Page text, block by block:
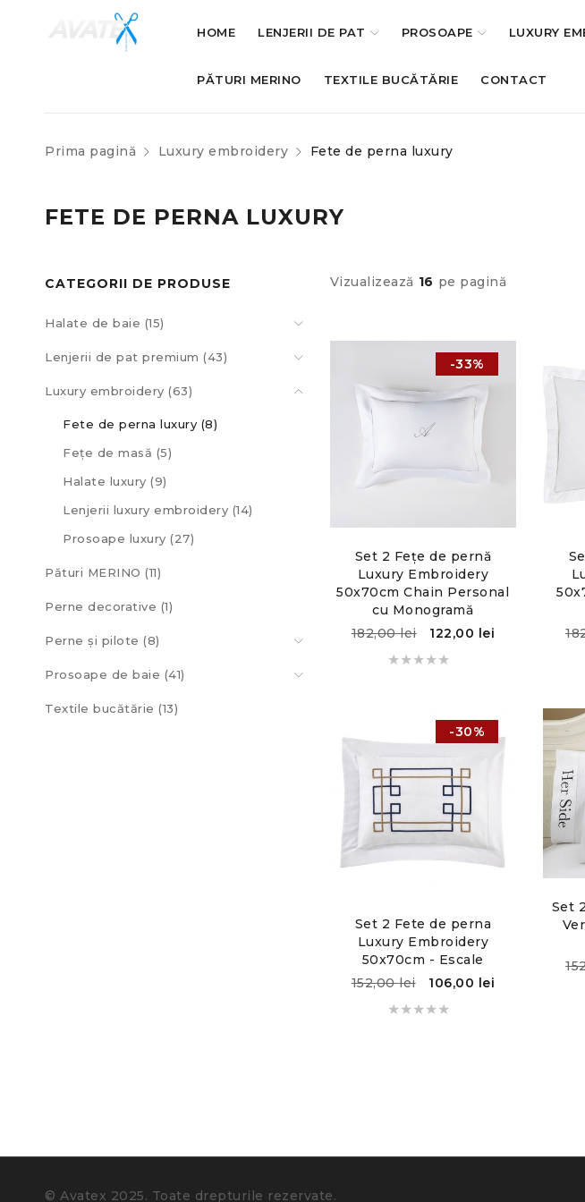
HOME LENJERII DE PAT PROSOAPE LUXURY
PĂTURI MERINO TEXTILE BUCĂTĂRIE CONTACT
Prima pagină Luxury embroidery Fete de perna luxury
FETE DE PERNA LUXURY
CATEGORII DE PRODUSE
Halate de baie (15)
Lenjerii de pat premium (43)
Luxury embroidery (63)
Fete de perna luxury (8)
Fețe de masă (5)
Halate luxury (9)
Lenjerii luxury embroidery (14)
Prosoape luxury (27)
Pături MERINO (11)
Perne decorative (1)
Perne și pilote (8)
Prosoape de baie (41)
Textile bucătărie (13)
Vizualizează 16 pe pagină
-33%
Set 2 Fețe de pernă
Luxury Embroidery
50x70cm Chain Personal
cu Monogramă
182,00lei 122,00 lei
-30%
Set 2 Fete de perna
Luxury Embroidery
50x70cm - Escale
152,00lei 106,00 lei
Set
© Avatex 2025. Toate drepturile rezervate.